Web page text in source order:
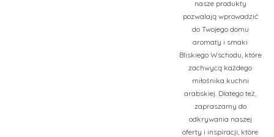
nasze produkty
pozwalają wprowadzić
do Twojego domu
aromaty i smaki
Bliskiego Wschodu, które
zachwycą każdego
miłośnika kuchni
arabskiej. Dlatego też,
zapraszamy do
odkrywania naszej
oferty i inspiracji, które